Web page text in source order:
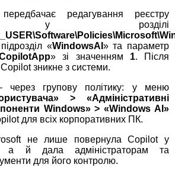
редагування реєстру
у розділі
«WindowsAI » та параметр
» зі значенням 1. Після
зникне з системи.
групову політику: у меню
> «Адміністративні
Windows» > «Windows AI»
для всіх корпоративних ПК.
не лише повернула Copilot у
а й дала адміністраторам та
для його контролю.